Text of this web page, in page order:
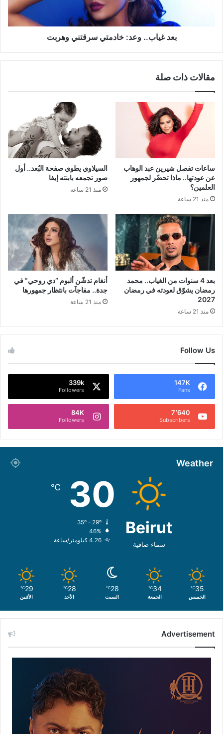
بعد غياب.. وعد: خادمتي سرقتني وهربت
مقالات ذات صلة
ساعات تفصل شيرين عبد الوهاب
عن عودتها.. ماذا تحضّر لجمهور
العلمين؟
منذ 21 ساعة
السيلاوي يطوي صفحة البُعد.. أول
صور تجمعه بابنته إيفا
منذ 21 ساعة
بعد 4 سنوات من الغياب.. محمد
رمضان يشوّق لعودته في رمضان
2027
منذ 21 ساعة
أنغام تدشّن ألبوم “دي روحي” في
جدة.. مفاجآت بانتظار جمهورها
منذ 21 ساعة
Follow Us
147K
Fans
339k
Followers
7٬640
Subscribers
84K
Followers
Weather
Beirut
سماء صافية
30
℃
46%
4.26 كيلومتر/ساعة
35
℃
الخميس
34
℃
الجمعة
28
℃
السبت
28
℃
الأحد
29
℃
الأثنين
Advertisement